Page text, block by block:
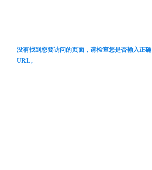
没有找到您要访问的页面，请检查您是否输入正确
URL。